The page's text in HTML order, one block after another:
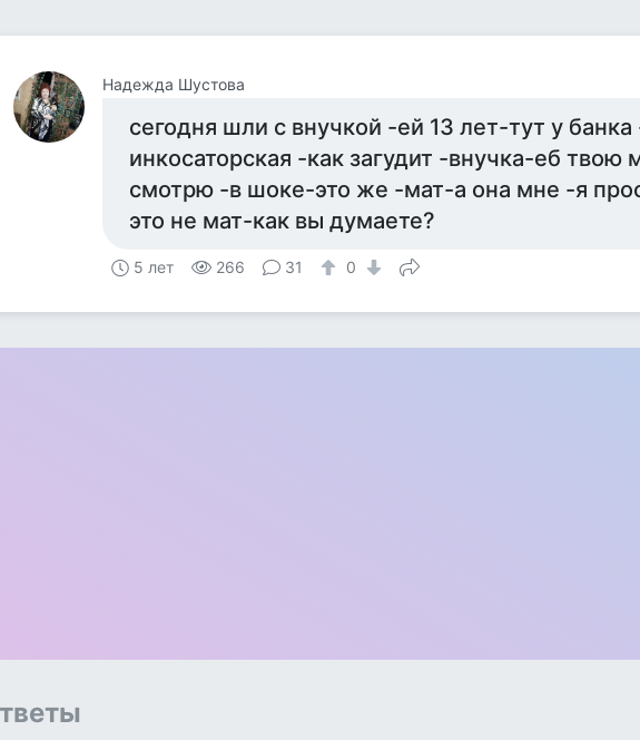
Надежда Шустова
сегодня шли с внучкой -ей 13 лет-тут у
инкосаторская -как загудит -внучка-еб твою
смотрю -в шоке-это же -мат-а она мне -я
это не мат-как вы думаете?
5 лет 266 31 0